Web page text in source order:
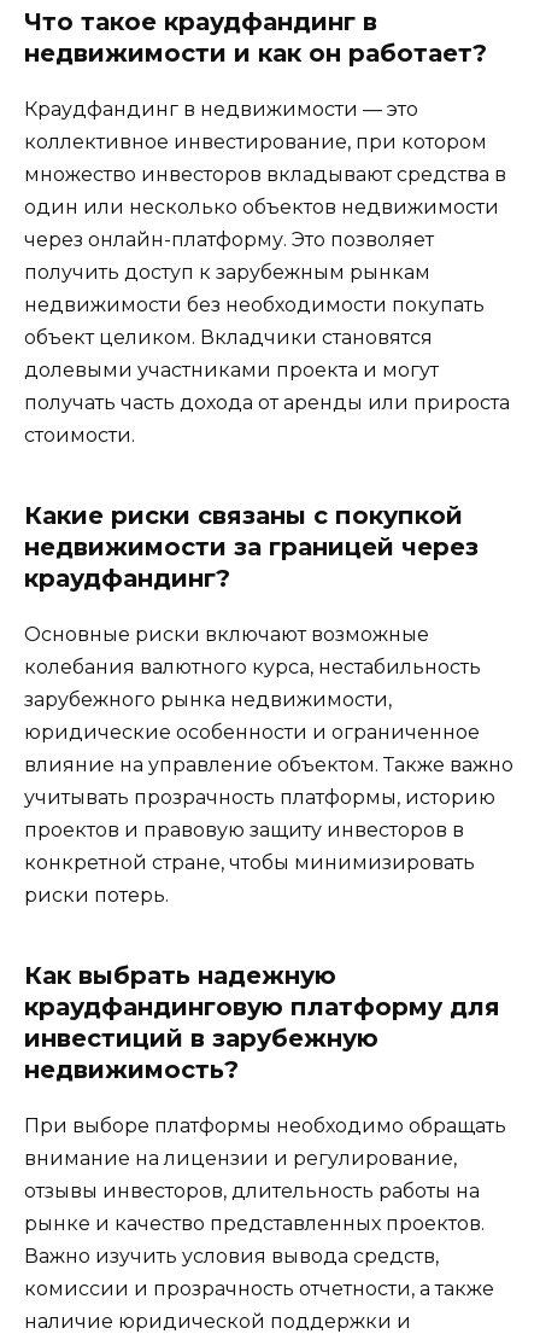
Что такое краудфандинг в
недвижимости и как он работает?
Краудфандинг в недвижимости — это
коллективное инвестирование, при котором
множество инвесторов вкладывают средства в
один или несколько объектов недвижимости
через онлайн-платформу. Это позволяет
получить доступ к зарубежным рынкам
недвижимости без необходимости покупать
объект целиком. Вкладчики становятся
долевыми участниками проекта и могут
получать часть дохода от аренды или прироста
стоимости.
Какие риски связаны с покупкой
недвижимости за границей через
краудфандинг?
Основные риски включают возможные
колебания валютного курса, нестабильность
зарубежного рынка недвижимости,
юридические особенности и ограниченное
влияние на управление объектом. Также важно
учитывать прозрачность платформы, историю
проектов и правовую защиту инвесторов в
конкретной стране, чтобы минимизировать
риски потерь.
Как выбрать надежную
краудфандинговую платформу для
инвестиций в зарубежную
недвижимость?
При выборе платформы необходимо обращать
внимание на лицензии и регулирование,
отзывы инвесторов, длительность работы на
рынке и качество представленных проектов.
Важно изучить условия вывода средств,
комиссии и прозрачность отчетности, а также
наличие юридической поддержки и